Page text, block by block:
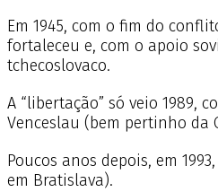
Em 1945, com o fim do
fortaleceu e, com o apoio
tchecoslovaco.
A “libertação” só veio 1989,
Venceslau (bem pertinho da
Poucos anos depois, em
em Bratislava).